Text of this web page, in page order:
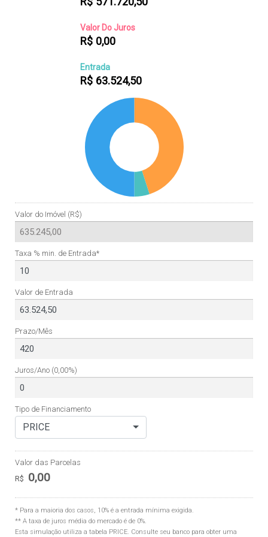
Valor Do Juros
R$ 0,00
Entrada
R$ 63.524,50
Valor do Imóvel (R$)
Taxa % min. de Entrada*
Valor de Entrada
Prazo/Mês
Juros/Ano (0,00%)
Tipo de Financiamento
PRICE
Valor das Parcelas
R$ 0,00
* Para a maioria dos casos, 10% é a entrada mínima exigida.
** A taxa de juros média do mercado é de 0%.
Esta simulação utiliza a tabela PRICE. Consulte seu banco para obter uma